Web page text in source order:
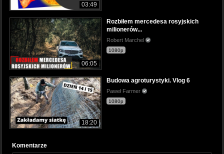
03:49
06:05
Rozbiłem mercedesa rosyjskich
milionerów...
Robert Marchel
1080p
18:20
Budowa agroturystyki. Vlog 6
Paweł Farmer
1080p
Komentarze